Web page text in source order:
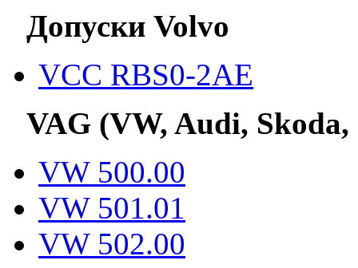
Допуски Volvo
VCC RBS0-2AE
VAG (VW, Audi, Skoda,
VW 500.00
VW 501.01
VW 502.00